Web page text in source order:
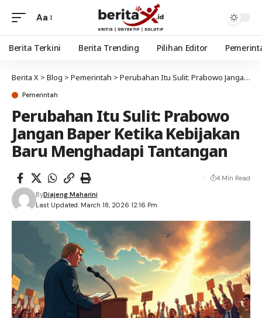
Aa
Berita Terkini Berita Trending Pilihan Editor
Berita X > Blog > Pemerintah > Perubahan Itu Sulit: Prabowo Jangan Baper Ketika Kebijakan Baru Menghadapi Tantangan
Pemerintah
Perubahan Itu Sulit: Prabowo
Jangan Baper Ketika Kebijakan
Baru Menghadapi Tantangan
Last Updated: March 18, 2026 12:16 Pm
ByDiajeng Maharini
4 Min Read